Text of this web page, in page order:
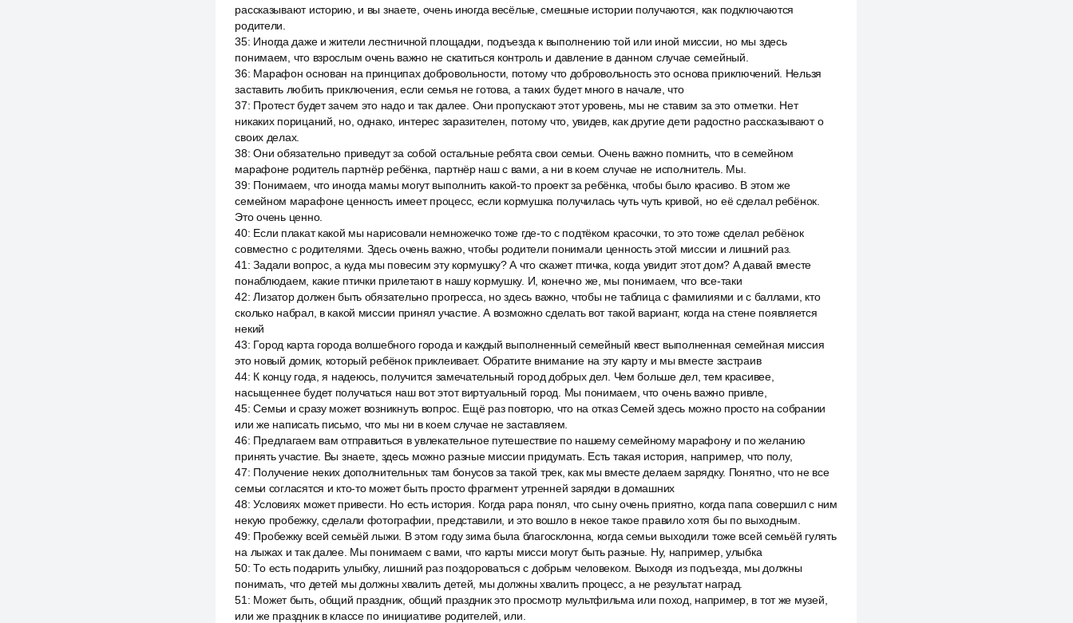
рассказывают историю, и вы знаете, очень иногда весёлые, смешные истории получаются, как подключаются
родители.
35: Иногда даже и жители лестничной площадки, подъезда к выполнению той или иной миссии, но мы здесь
понимаем, что взрослым очень важно не скатиться контроль и давление в данном случае семейный.
36: Марафон основан на принципах добровольности, потому что добровольность это основа приключений. Нельзя
заставить любить приключения, если семья не готова, а таких будет много в начале, что
37: Протест будет зачем это надо и так далее. Они пропускают этот уровень, мы не ставим за это отметки. Нет
никаких порицаний, но, однако, интерес заразителен, потому что, увидев, как другие дети радостно рассказывают о
своих делах.
38:Они обязательно приведут за собой остальные ребята свои семьи. Очень важно помнить, что в семейном
марафоне родитель партнёр ребёнка, партнёр наш с вами, а ни в коем случае не исполнитель. Мы.
39: Понимаем, что иногда мамы могут выполнить какой-то проект за ребёнка, чтобы было красиво. В этом же
семейном марафоне ценность имеет процесс, если кормушка получилась чуть чуть кривой, но её сделал ребёнок.
Это очень ценно.
40: Если плакат какой мы нарисовали немножечко тоже где-то с подтёком красочки, то это тоже сделал ребёнок
совместно с родителями. Здесь очень важно, чтобы родители понимали ценность этой миссии и лишний раз.
41 :Задали вопрос, а куда мы повесим эту кормушку? А что скажет птичка, когда увидит этот дом? А давай вместе
понаблюдаем, какие птички прилетают в нашу кормушку. И, конечно же, мы понимаем, что все-таки
42:Лизатор должен быть обязательно прогресса, но здесь важно, чтобы не таблица с фамилиями и с баллами, кто
сколько набрал, в какой миссии принял участие. А возможно сделать вот такой вариант, когда на стене появляется
некий
43: Город карта города волшебного города и каждый выполненный семейный квест выполненная семейная миссия
это новый домик, который ребёнок приклеивает. Обратите внимание на эту карту и мы вместе застраив
44: К концу года, я надеюсь, получится замечательный город добрых дел. Чем больше дел, тем красивее,
насыщеннее будет получаться наш вот этот виртуальный город. Мы понимаем, что очень важно привле,
45:Семьи и сразу может возникнуть вопрос. Ещё раз повторю, что на отказ Семей здесь можно просто на собрании
или же написать письмо, что мы ни в коем случае не заставляем.
46: Предлагаем вам отправиться в увлекательное путешествие по нашему семейному марафону и по желанию
принять участие. Вы знаете, здесь можно разные миссии придумать. Есть такая история, например, что полу,
47: Получение неких дополнительных там бонусов за такой трек, как мы вместе делаем зарядку. Понятно, что не все
семьи согласятся и кто-то может быть просто фрагмент утренней зарядки в домашних
48:Условиях может привести. Но есть история. Когда papa понял, что сыну очень приятно, когда папа совершил с ним
некую пробежку, сделали фотографии, представили, и это вошло в некое такое правило хотя бы по выходным.
49: Пробежку всей семьёй лыжи. В этом году зима была благосклонна, когда семьи выходили тоже всей семьёй гулять
на лыжах и так далее. Мы понимаем с вами, что карты мисси могут быть разные. Ну, например, улыбка
50:То есть подарить улыбку, лишний раз поздороваться с добрым человеком. Выходя из подъезда, мы должны
понимать, что детей мы должны хвалить детей, мы должны хвалить процесс, а не результат наград.
51 : Может быть, общий праздник, общий праздник это просмотр мультфильма или поход, например, в тот же музей,
или же праздник в классе по инициативе родителей, или.